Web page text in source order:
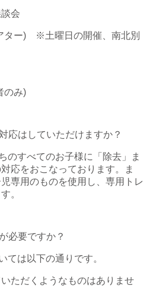
会
ター) ※土曜日の開催、南北別
のみ)
応はしていただけますか？
のすべてのお子様に「除去」ま
応をおこなっております。ま
専用のものを使用し、専用トレ
。
必要ですか？
ては以下の通りです。
ただくようなものはありませ